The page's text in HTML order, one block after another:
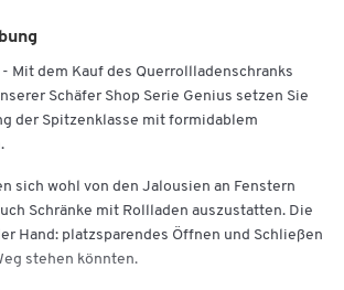
Mit dem Kauf des Querrollladenschranks
Schäfer Shop Serie Genius setzen Sie
der Spitzenklasse mit formidablem
sich wohl von den Jalousien an Fenstern
Schränke mit Rollladen auszustatten. Die
Hand: platzsparendes Öffnen und Schließen
stehen könnten.